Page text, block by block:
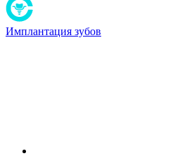
Имплантация зубов